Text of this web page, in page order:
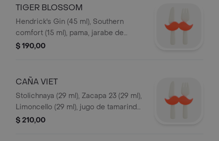
TIGER BLOSSOM
Hendrick's Gin (45 ml), Southern
comfort (15 ml), pama, jarabe de
lemongrass, licor de granada, pepino.
$ 190,00
CAÑA VIET
Stolichnaya (29 ml), Zacapa 23 (29 ml),
Limoncello (29 ml), jugo de tamarindo,
cardamomo, limón.
$ 210,00